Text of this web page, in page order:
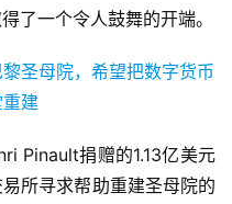
了一个令人鼓舞的开端。
Pinault捐赠的1.13亿美元
所寻求帮助重建圣母院的